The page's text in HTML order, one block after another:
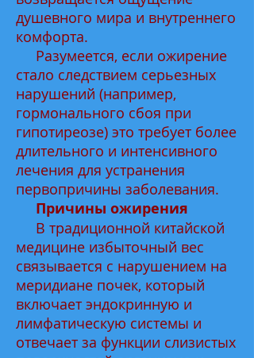
душевного мира и внутреннего
комфорта.
Разумеется, если ожирение
стало следствием серьезных
нарушений (например,
гормонального сбоя при
гипотиреозе) это требует более
длительного и интенсивного
лечения для устранения
первопричины заболевания.
Причины ожирения
В традиционной китайской
медицине избыточный вес
связывается с нарушением на
меридиане почек, который
включает эндокринную и
лимфатическую системы и
отвечает за функции слизистых